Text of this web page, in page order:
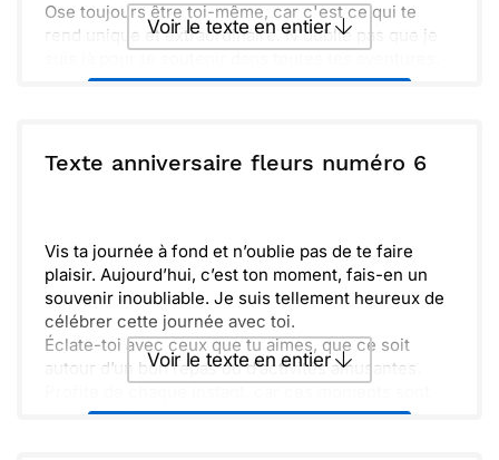
Ose toujours être toi-même, car c'est ce qui te
rend unique et extraordinaire. N'oublie pas que je
Amuse-toi bien et savoure chaque moment !
Voir le texte en entier
ou : Copier Recevoir par mail
Texte anniversaire fleurs numéro 6
Vis ta journée à fond et n’oublie pas de te faire
plaisir. Aujourd’hui, c’est ton moment, fais-en un
souvenir inoubliable. Je suis tellement heureux de
célébrer cette journée avec toi.
Éclate-toi avec ceux que tu aimes, que ce soit
autour d’un bon repas ou d’activités amusantes.
précieux et remplis de joie.
Voir le texte en entier